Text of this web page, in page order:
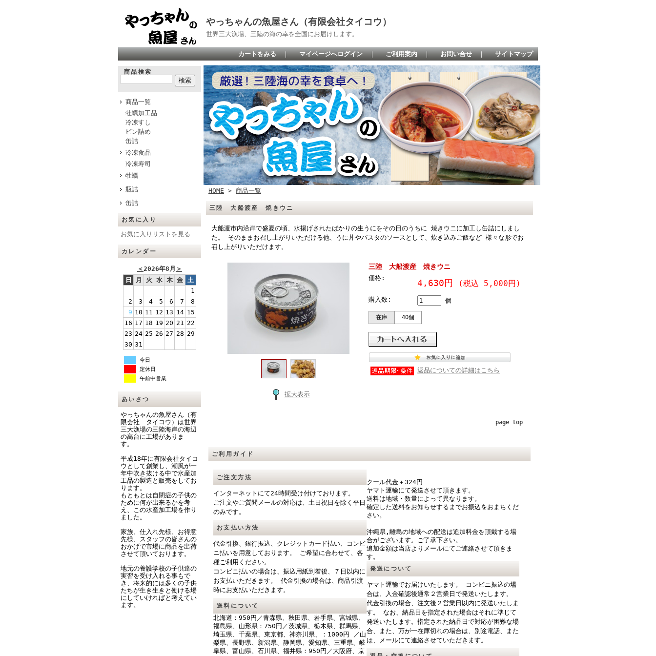
やっちゃんの魚屋さん（有限会社タイコウ）
世界三大漁場、三陸の海の幸を全国にお届けします。
カートをみる ｜ マイページへログイン ｜ ご利用案内 ｜ お問い合せ ｜ サイトマップ
商品検索
商品一覧
牡蠣加工品
冷凍すし
ビン詰め
缶詰
冷凍食品
冷凍寿司
牡蠣
瓶詰
缶詰
お気に入り
お気に入りリストを見る
カレンダー
＜2026年8月 ＞
日
月 火 水 木 金 土
1
2
3 4 5 6 7
8
9 10 11 12 13 14 15
16 17 18 19 20 21 22
23 24 25 26 27 28 29
30 31
今日
定休日
午前中営業
あいさつ
やっちゃんの魚屋さん（有
限会社 タイコウ）は世界
三大漁場の三陸海岸の海辺
の高台に工場がありま
す。
平成18年に有限会社タイコ
ウとして創業し、潮風が一
年中吹き抜ける中で水産加
工品の製造と販売をしてお
ります。
もともとは自閉症の子供の
ために何が出来るかを考
え、この水産加工場を作り
ました。
家族、仕入れ先様、お得意
先様、スタッフの皆さんの
おかげで市場に商品を出荷
させて頂いております。
地元の養護学校の子供達の
実習を受け入れる事もで
き、将来的には多くの子供
たちが生き生きと働ける場
にしていければと考えてい
ます。
HOME > 商品一覧
三陸 大船渡産 焼きウニ
大船渡市内沿岸で盛夏の頃、水揚げされたばかりの生うにをその日のうちに 焼きウニに加工し缶詰にしまし
た。 そのままお召し上がりいただける他、うに丼やパスタのソースとして、炊き込みご飯など 様々な形でお
召し上がりいただけます。
拡大表示
三陸 大船渡産 焼きウニ
価格: 4,630円 (税込 5,000円)
購入数: 個
在庫 40個
返品についての詳細はこちら
page top
ご利用ガイド
ご注文方法
インターネットにて24時間受け付けております。
ご注文やご質問メールの対応は、土日祝日を除く平日
のみです。
お支払い方法
代金引換、銀行振込、クレジットカード払い、コンビ
ニ払いを用意しております。 ご希望に合わせて、各
種ご利用ください。
コンビニ払いの場合は、振込用紙到着後、７日以内に
お支払いただきます。 代金引換の場合は、商品引渡
時にお支払いただきます。
送料について
北海道：950円／青森県、秋田県、岩手県、宮城県、
福島県、山形県：750円／茨城県、栃木県、群馬県、
埼玉県、千葉県、東京都、神奈川県、：1000円 ／山
梨県、長野県、新潟県、静岡県、愛知県、三重県、岐
阜県、富山県、石川県、福井県：950円／大阪府、京
クール代金＋324円
ヤマト運輸にて発送させて頂きます。
送料は地域・数量によって異なります。
確定した送料をお知らせするまでお振込をおまちくだ
さい。
沖縄県,離島の地域への配送は追加料金を頂戴する場
合がございます。ご了承下さい。
追加金額は当店よりメールにてご連絡させて頂きま
す。
発送について
ヤマト運輸でお届けいたします。 コンビニ振込の場
合は、入金確認後通常２営業日で発送いたします。
代金引換の場合、注文後２営業日以内に発送いたしま
す。 なお、納品日を指定された場合はそれに準じて
発送いたします。指定された納品日で対応が困難な場
合、また、万が一在庫切れの場合は、別途電話、また
は、メールにて連絡させていただきます。